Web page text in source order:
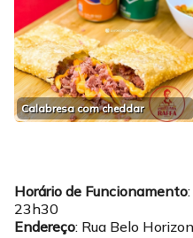
Calabresa com cheddar
Horário de Funcionamento
23h30
Endereço: Rua Belo